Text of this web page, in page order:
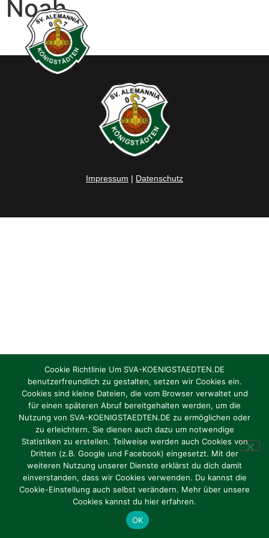
Noah
Impressum | Datenschutz
Cookie Richtlinie Um SVA-KOENIGSTAEDTEN.DE
benutzerfreundlich zu gestalten, setzen wir Cookies ein.
Cookies sind kleine Dateien, die vom Browser verwaltet und
für einen späteren Abruf bereitgehalten werden, um die
Nutzung von SVA-KOENIGSTAEDTEN.DE zu ermöglichen oder
zu erleichtern. Sie dienen auch dazu um notwendige
Statistiken zu erstellen. Teilweise werden auch Cookies von
Dritten (z.B. Google und Facebook) eingesetzt. Mit der
weiteren Nutzung unserer Dienste erklärst du dich damit
einverstanden, dass wir Cookies verwenden. Du kannst die
Cookie-Einstellung auch selbst verändern. Mehr über unsere
Cookies kannst du hier erfahren.
OK